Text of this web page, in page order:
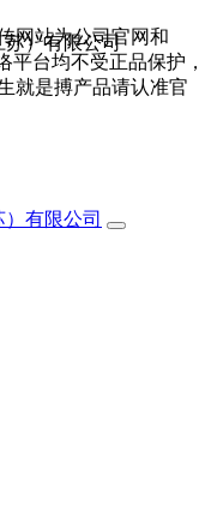
有限公司
网站为公司官网和
平台均不受正品保护，
就是搏产品请认准官